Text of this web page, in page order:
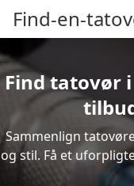
Find-en-
Find tatovør
Sammenlign
og stil. Få et